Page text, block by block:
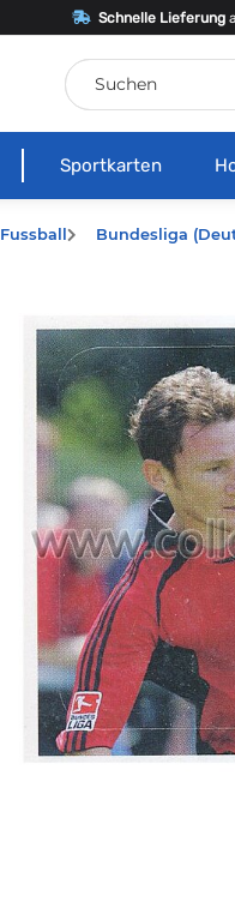
Schnelle Lieferung
Sportkarten
Fussball Bundesliga